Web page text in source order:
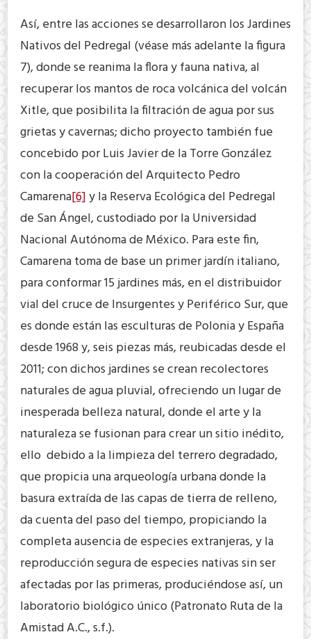
Así, entre las acciones se desarrollaron los Jardines
Nativos del Pedregal (véase más adelante la figura
7), donde se reanima la flora y fauna nativa, al
recuperar los mantos de roca volcánica del volcán
Xitle, que posibilita la filtración de agua por sus
grietas y cavernas; dicho proyecto también fue
concebido por Luis Javier de la Torre González
con la cooperación del Arquitecto Pedro
Camarena[6]y la Reserva Ecológica del Pedregal
de San Ángel, custodiado por la Universidad
Nacional Autónoma de México. Para este fin,
Camarena toma de base un primer jardín italiano,
para conformar 15 jardines más, en el distribuidor
vial del cruce de Insurgentes y Periférico Sur, que
es donde están las esculturas de Polonia y España
desde 1968 y, seis piezas más, reubicadas desde el
2011; con dichos jardines se crean recolectores
naturales de agua pluvial, ofreciendo un lugar de
inesperada belleza natural, donde el arte y la
naturaleza se fusionan para crear un sitio inédito,
ello debido a la limpieza del terrero degradado,
que propicia una arqueología urbana donde la
basura extraída de las capas de tierra de relleno,
da cuenta del paso del tiempo, propiciando la
completa ausencia de especies extranjeras, y la
reproducción segura de especies nativas sin ser
afectadas por las primeras, produciéndose así, un
laboratorio biológico único (Patronato Ruta de la
Amistad A.C., s.f.).